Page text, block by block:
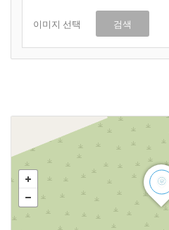
이미지 선택 검색